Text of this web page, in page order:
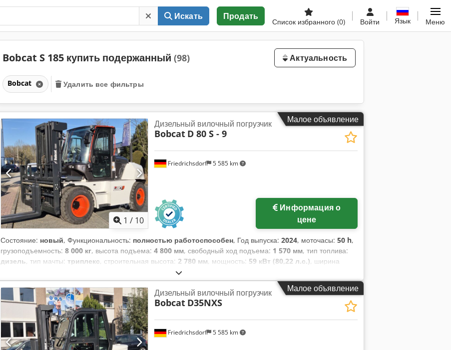
Искать Продать
Список избранного (0) Войти Язык Меню
Bobcat S 185 купить подержанный (98) Актуальность
Bobcat Удалить все фильтры
Малое объявление
1 / 10
Friedrichsdorf 5 585 km
Дизельный вилочный погрузчик
Bobcat D 80 S - 9
цене
Состояние: новый, Функциональность: полностью работоспособен, Год выпуска: 2024, моточасы: 50 h,
грузоподъемность: 8 000 кг, высота подъема: 4 800 мм, свободный ход подъема: 1 570 мм, тип топлива:
дизель, тип мачты: триплекс, строительная высота: 2 780 мм, мощность: 59 кВт (80,22 л.с.), ширина
, собственный вес:
погрузчики Центр нагрузки: 600 Ширина вилки: 180 мм Толщина вилки: 75 мм Класс ISO: Терминал Запад
Тип мачты: Триплекс Трансмиссия: конвертер Класс скорости: 20 Состояние: Новое устройство
Техническое состояние: Новый Тип передних шин: Суперэластик. Передние шины Состояние: Новое
Dedpfx Aboxr R Efjzskr Тип задних шин: Суперэластик. Задние шины Состояние: Новое боковой
переключатель, позиционер вилки, 3-й клапан, 4-й клапан, задний рабочий фонарь, передний рабочий
фонарь, отопитель, полная кабина, полный свободный ход, сертификат CE, внутреннее зеркало, наружное
зеркало, проблесковый маячок, сиденье, Передняя и задняя камера
Малое объявление
Friedrichsdorf 5 585 km
Дизельный вилочный погрузчик
Bobcat D35NXS